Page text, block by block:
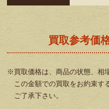
買取参考価
※買取価格は、商品の状態、相
この金額での買取をお約束す
ご了承下さい。